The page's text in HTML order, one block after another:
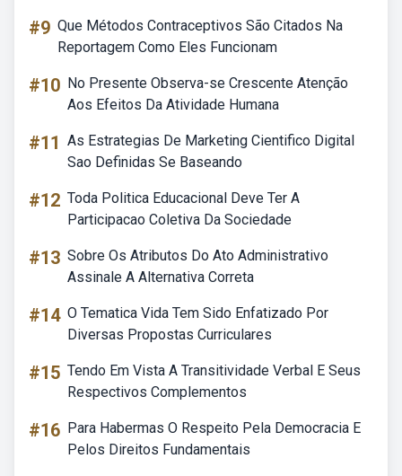
#9 Que Métodos Contraceptivos São Citados Na
Reportagem Como Eles Funcionam
#10 No Presente Observa-se Crescente Atenção
Aos Efeitos Da Atividade Humana
#11 As Estrategias De Marketing Cientifico Digital
Sao Definidas Se Baseando
#12 Toda Politica Educacional Deve Ter A
Participacao Coletiva Da Sociedade
#13 Sobre Os Atributos Do Ato Administrativo
Assinale A Alternativa Correta
#14 O Tematica Vida Tem Sido Enfatizado Por
Diversas Propostas Curriculares
#15 Tendo Em Vista A Transitividade Verbal E Seus
Respectivos Complementos
#16 Para Habermas O Respeito Pela Democracia E
Pelos Direitos Fundamentais